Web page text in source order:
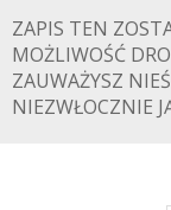
ZAPIS TEN
MOŻLIWOŚĆ
ZAUWAŻYSZ
NIEZWŁOCZNIE